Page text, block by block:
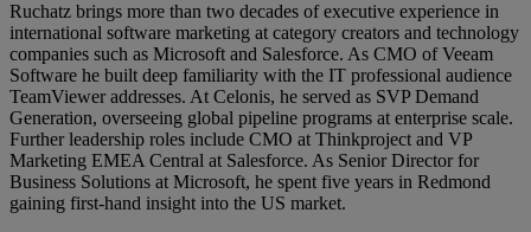
Ruchatz brings more than two decades of executive experience in
international software marketing at category creators and technology
companies such as Microsoft and Salesforce. As CMO of Veeam
Software he built deep familiarity with the IT professional audience
TeamViewer addresses. At Celonis, he served as SVP Demand
Generation, overseeing global pipeline programs at enterprise scale.
Further leadership roles include CMO at Thinkproject and VP
Marketing EMEA Central at Salesforce. As Senior Director for
Business Solutions at Microsoft, he spent five years in Redmond
gaining first-hand insight into the US market.